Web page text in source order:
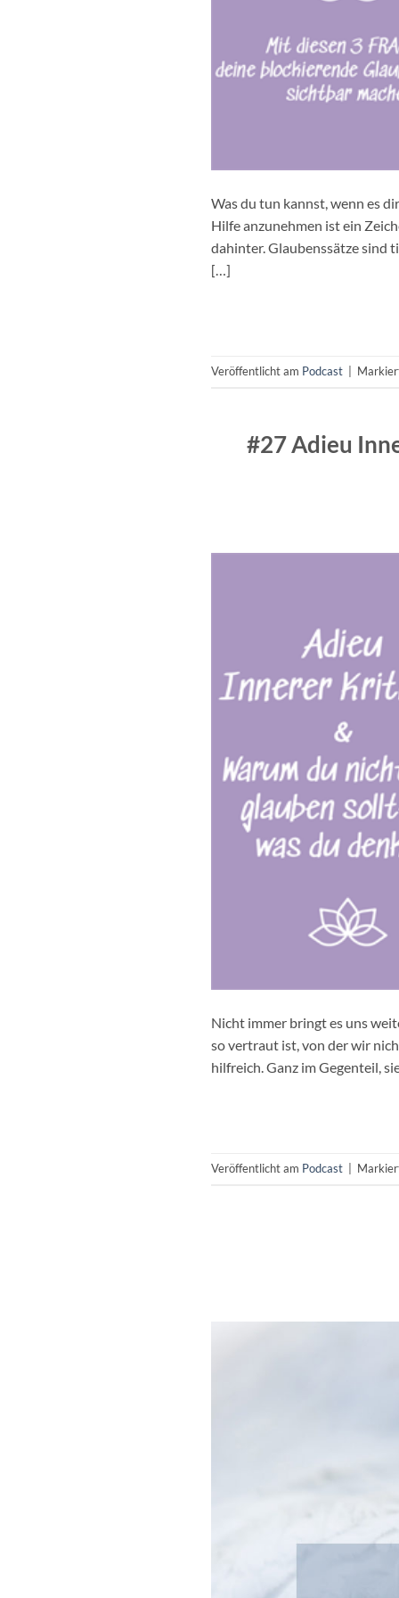
Was du tun kannst, wenn es
Hilfe anzunehmen ist ein
dahinter. Glaubenssätze sind
[…]
Veröffentlicht am Podcast
#27 Adieu
Nicht immer bringt es uns
so vertraut ist, von der wir
hilfreich. Ganz im Gegenteil,
Veröffentlicht am Podcast